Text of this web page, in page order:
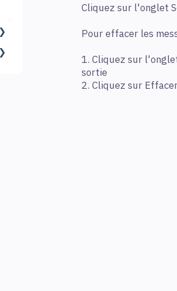
Cliquez sur l'onglet
Pour effacer les
1. Cliquez sur
sortie
2. Cliquez sur